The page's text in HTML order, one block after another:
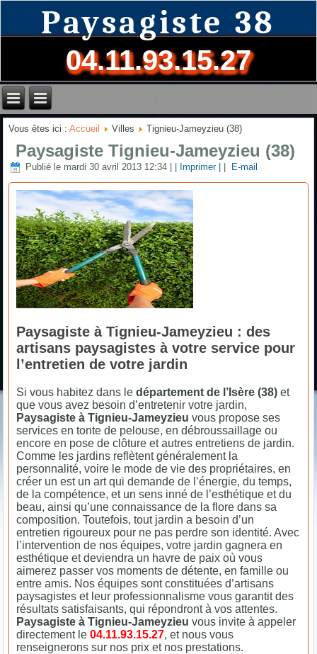
Paysagiste 38
04.11.93.15.27
Vous êtes ici :Accueil Villes Tignieu-Jameyzieu (38)
Paysagiste Tignieu-Jameyzieu (38)
Publié le mardi 30 avril 2013 12:34 | Imprimer | E-mail
Paysagiste à Tignieu-Jameyzieu : des
artisans paysagistes à votre service pour
l’entretien de votre jardin
Si vous habitez dans ledépartement de l’Isère (38) et
que vous avez besoin d’entretenir votre jardin,
Paysagiste à Tignieu-Jameyzieuvous propose ses
services en tonte de pelouse, en débroussaillage ou
encore en pose de clôture et autres entretiens de jardin.
Comme les jardins reflètent généralement la
personnalité, voire le mode de vie des propriétaires, en
créer un est un art qui demande de l’énergie, du temps,
de la compétence, et un sens inné de l’esthétique et du
beau, ainsi qu’une connaissance de la flore dans sa
composition. Toutefois, tout jardin a besoin d’un
entretien rigoureux pour ne pas perdre son identité. Avec
l’intervention de nos équipes, votre jardin gagnera en
esthétique et deviendra un havre de paix où vous
aimerez passer vos moments de détente, en famille ou
entre amis. Nos équipes sont constituées d’artisans
paysagistes et leur professionnalisme vous garantit des
résultats satisfaisants, qui répondront à vos attentes.
Paysagiste à Tignieu-Jameyzieuvous invite à appeler
directement le04.11.93.15.27, et nous vous
renseignerons sur nos prix et nos prestations.